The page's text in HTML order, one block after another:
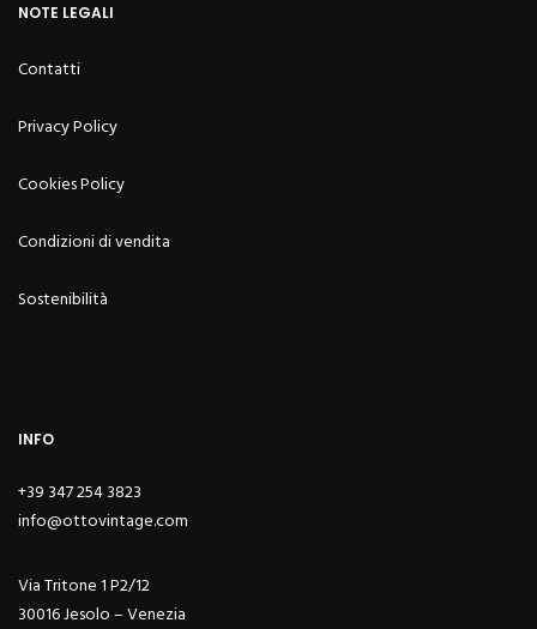
NOTE LEGALI
Contatti
Privacy Policy
Cookies Policy
Condizioni di vendita
Sostenibilità
INFO
+39 347 254 3823
info@ottovintage.com
Via Tritone 1 P2/12
30016 Jesolo – Venezia